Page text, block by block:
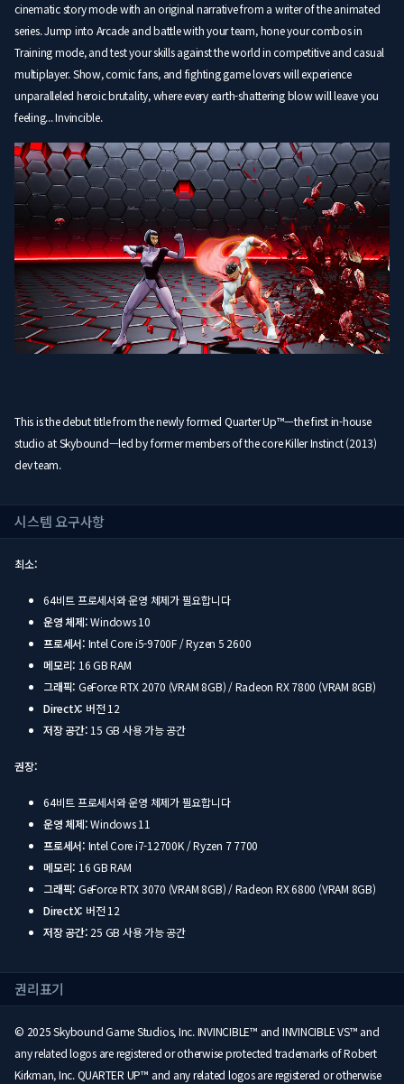
cinematic story mode with an original narrative from a writer of the animated
series. Jump into Arcade and battle with your team, hone your combos in
Training mode, and test your skills against the world in competitive and casual
multiplayer. Show, comic fans, and fighting game lovers will experience
unparalleled heroic brutality, where every earth-shattering blow will leave you
feeling... Invincible.
This is the debut title from the newly formed Quarter Up™—the first in-house
studio at Skybound—led by former members of the core Killer Instinct (2013)
dev team.
시스템 요구사항
최소:
64비트 프로세서와 운영 체제가 필요합니다
운영 체제:Windows 10
프로세서: Intel Core i5-9700F / Ryzen 5 2600
메모리: 16 GB RAM
그래픽: GeForce RTX 2070 (VRAM 8GB) / Radeon RX 7800 (VRAM 8GB)
DirectX: 버전 12
저장 공간: 15 GB 사용 가능 공간
권장:
64비트 프로세서와 운영 체제가 필요합니다
운영 체제:Windows 11
프로세서: Intel Core i7-12700K / Ryzen 7 7700
메모리: 16 GB RAM
그래픽: GeForce RTX 3070 (VRAM 8GB) / Radeon RX 6800 (VRAM 8GB)
DirectX: 버전 12
저장 공간: 25 GB 사용 가능 공간
권리표기
© 2025 Skybound Game Studios, Inc. INVINCIBLE™ and INVINCIBLE VS™ and
any related logos are registered or otherwise protected trademarks of Robert
Kirkman, Inc. QUARTER UP™ and any related logos are registered or otherwise